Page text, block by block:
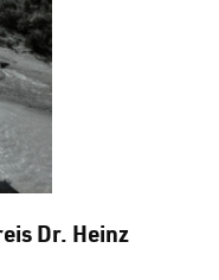
Dr. Heinz